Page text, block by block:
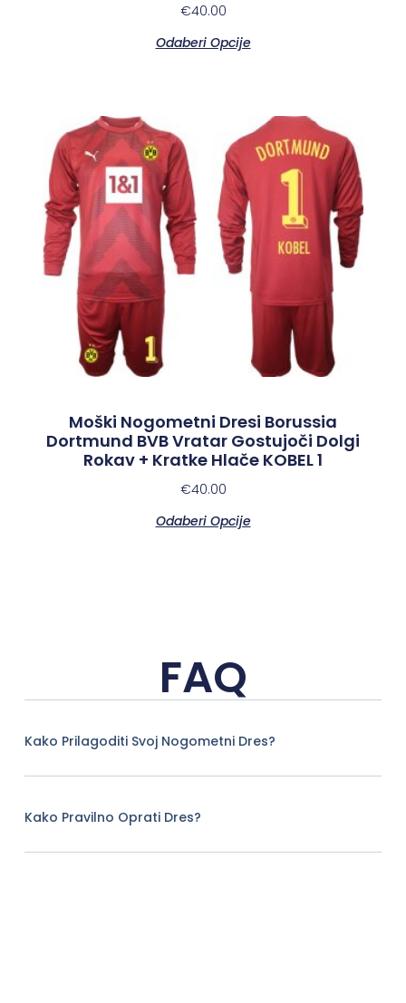
€40.00
Odaberi Opcije
Moški Nogometni Dresi Borussia
Dortmund BVB Vratar Gostujoči Dolgi
Rokav + Kratke Hlače KOBEL 1
€40.00
Odaberi Opcije
FAQ
Kako Prilagoditi Svoj Nogometni Dres?
Kako Pravilno Oprati Dres?